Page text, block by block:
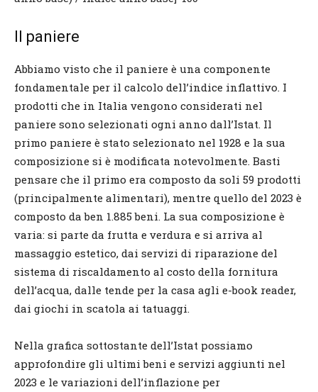
Il paniere
Abbiamo visto che il paniere è una componente
fondamentale per il calcolo dell’indice inflattivo. I
prodotti che in Italia vengono considerati nel
paniere sono selezionati ogni anno dall’Istat. Il
primo paniere è stato selezionato nel 1928 e la sua
composizione si è modificata notevolmente. Basti
pensare che il primo era composto da soli 59 prodotti
(principalmente alimentari), mentre quello del 2023 è
composto da ben 1.885 beni. La sua composizione è
varia: si parte da frutta e verdura e si arriva al
massaggio estetico, dai servizi di riparazione del
sistema di riscaldamento al costo della fornitura
dell’acqua, dalle tende per la casa agli e-book reader,
dai giochi in scatola ai tatuaggi.
Nella grafica sottostante dell’Istat possiamo
approfondire gli ultimi beni e servizi aggiunti nel
2023 e le variazioni dell’inflazione per